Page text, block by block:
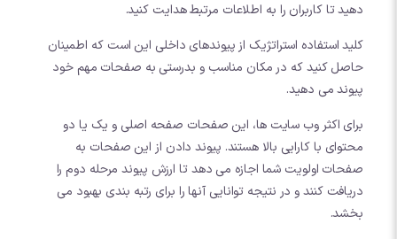
دهید تا کاربران را به اطلاعات مرتبط هدایت کنید.
کلید استفاده استراتژیک از پیوندهای داخلی این است که اطمینان
حاصل کنید که در مکان مناسب و بدرستی به صفحات مهم خود
پیوند می دهید.
برای اکثر وب سایت ها، این صفحات صفحه اصلی و یک یا دو
محتوای با کارایی بالا هستند. پیوند دادن از این صفحات به
صفحات اولویت شما اجازه می دهد تا ارزش پیوند مرحله دوم را
دریافت کنند و در نتیجه توانایی آنها را برای رتبه بندی بهبود می
بخشد.